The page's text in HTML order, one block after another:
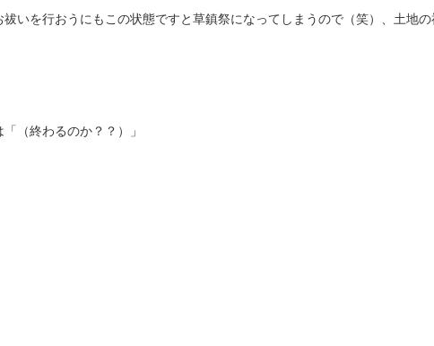
いを行おうにもこの状態ですと草鎮祭になってしまうので（笑）、土地
（終わるのか？？）」